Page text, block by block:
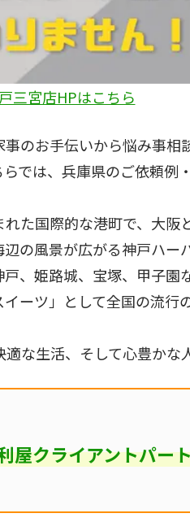
三宮店HPはこちら
のお手伝いから悩み事相
では、兵庫県のご依頼例
た国際的な港町で、大
の風景が広がる神戸ハ
、姫路城、宝塚、甲子
ーツ」として全国の流行
な生活、そして心豊かな
屋クライアントパー